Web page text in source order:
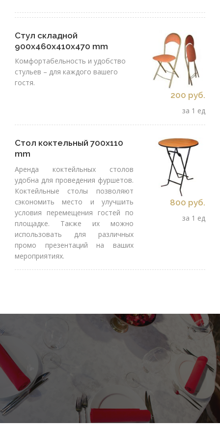
Стул складной
900х460х410х470 mm
Комфортабельность и удобство
стульев – для каждого вашего
гостя.
200 руб.
за 1 ед
Стол коктельный 700x110
mm
Аренда коктейльных столов
удобна для проведения фуршетов.
Коктейльные столы позволяют
сэкономить место и улучшить
условия перемещения гостей по
площадке. Также их можно
использовать для различных
промо презентаций на ваших
мероприятиях.
800 руб.
за 1 ед